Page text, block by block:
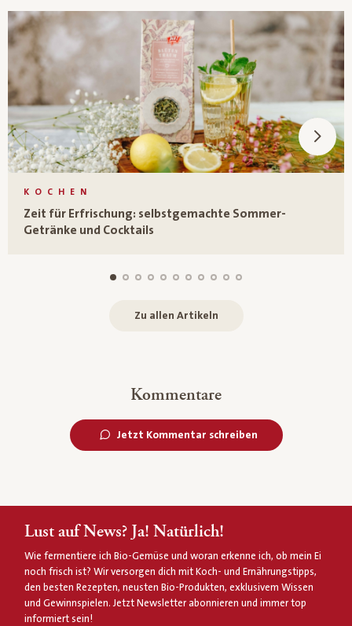
KOCHEN
Zeit für Erfrischung: selbstgemachte Sommer-
Getränke und Cocktails
Zu allen Artikeln
Kommentare
Jetzt Kommentar schreiben
Lust auf News? Ja! Natürlich!
Wie fermentiere ich Bio-Gemüse und woran erkenne ich, ob mein Ei
noch frisch ist? Wir versorgen dich mit Koch- und Ernährungstipps,
den besten Rezepten, neusten Bio-Produkten, exklusivem Wissen
und Gewinnspielen. Jetzt Newsletter abonnieren und immer top
informiert sein!